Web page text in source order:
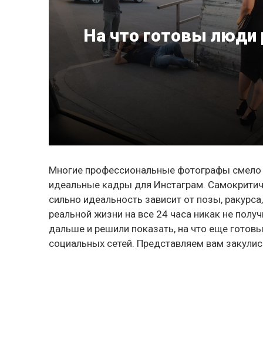
На что готовы люди
Многие профессиональные фотографы
идеальные кадры для Инстаграм.
сильно идеальность зависит от позы,
реальной жизни на все 24 часа никак не
дальше и решили показать, на что еще
социальных сетей. Представляем вам